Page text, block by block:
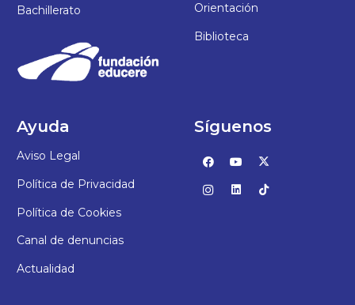
Bachillerato
Orientación
Biblioteca
Ayuda
Aviso Legal
Política de Privacidad
Política de Cookies
Canal de denuncias
Actualidad
Síguenos